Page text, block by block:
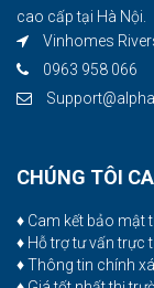
cao cấp tại Hà Nội.
Vinhomes
0963 958 066
CHÚNG TÔI
♦ Cam kết bảo mật
♦ Hỗ trợ tư vấn trực
♦ Thông tin chính